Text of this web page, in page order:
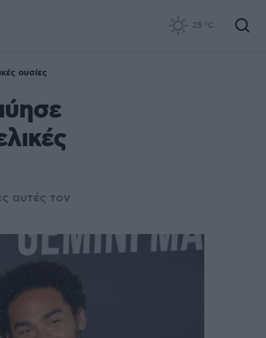
25 °C
ουσίες
αυτές τον